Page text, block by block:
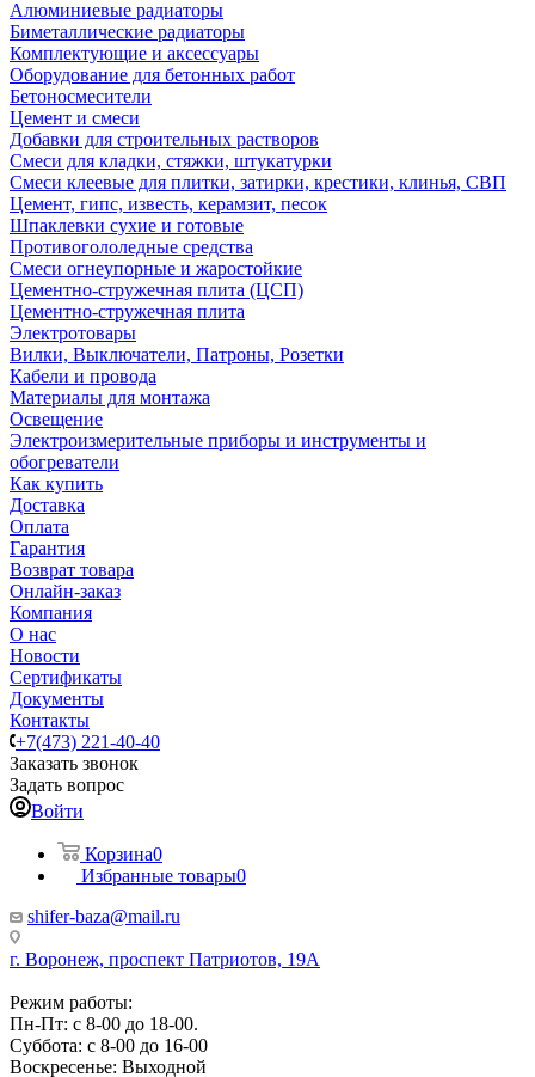
Алюминиевые радиаторы
Биметаллические радиаторы
Комплектующие и аксессуары
Оборудование для бетонных работ
Бетоносмесители
Цемент и смеси
Добавки для строительных растворов
Смеси для кладки, стяжки, штукатурки
Смеси клеевые для плитки, затирки, крестики, клинья, СВП
Цемент, гипс, известь, керамзит, песок
Шпаклевки сухие и готовые
Противогололедные средства
Смеси огнеупорные и жаростойкие
Цементно-стружечная плита (ЦСП)
Цементно-стружечная плита
Электротовары
Вилки, Выключатели, Патроны, Розетки
Кабели и провода
Материалы для монтажа
Освещение
Электроизмерительные приборы и инструменты и
обогреватели
Как купить
Доставка
Оплата
Гарантия
Возврат товара
Онлайн-заказ
Компания
О нас
Новости
Сертификаты
Документы
Контакты
+7(473) 221-40-40
Заказать звонок
Задать вопрос
Войти
Корзина0
Избранные товары0
shifer-baza@mail.ru
г. Воронеж, проспект Патриотов, 19А
Режим работы:
Пн-Пт: с 8-00 до 18-00.
Суббота: с 8-00 до 16-00
Воскресенье: Выходной